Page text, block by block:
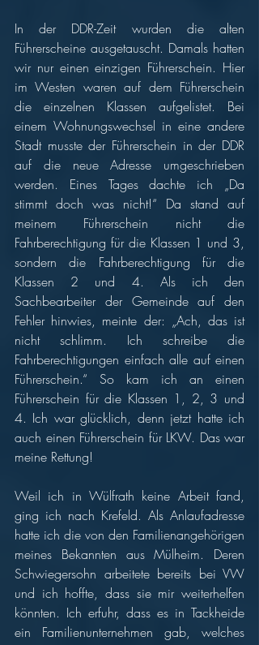
In der DDR-Zeit wurden die alten
Führerscheine ausgetauscht. Damals hatten
wir nur einen einzigen Führerschein. Hier
im Westen waren auf dem Führerschein
die einzelnen Klassen aufgelistet. Bei
einem Wohnungswechsel in eine andere
Stadt musste der Führerschein in der DDR
auf die neue Adresse umgeschrieben
werden. Eines Tages dachte ich „Da
stimmt doch was nicht!“ Da stand auf
meinem Führerschein nicht die
Fahrberechtigung für die Klassen 1 und 3,
sondern die Fahrberechtigung für die
Klassen 2 und 4. Als ich den
Sachbearbeiter der Gemeinde auf den
Fehler hinwies, meinte der: „Ach, das ist
nicht schlimm. Ich schreibe die
Fahrberechtigungen einfach alle auf einen
Führerschein.“ So kam ich an einen
Führerschein für die Klassen 1, 2, 3 und
4. Ich war glücklich, denn jetzt hatte ich
auch einen Führerschein für LKW. Das war
meine Rettung!
Weil ich in Wülfrath keine Arbeit fand,
ging ich nach Krefeld. Als Anlaufadresse
hatte ich die von den Familienangehörigen
meines Bekannten aus Mülheim. Deren
Schwiegersohn arbeitete bereits bei VW
und ich hoffte, dass sie mir weiterhelfen
könnten. Ich erfuhr, dass es in Tackheide
ein Familienunternehmen gab, welches